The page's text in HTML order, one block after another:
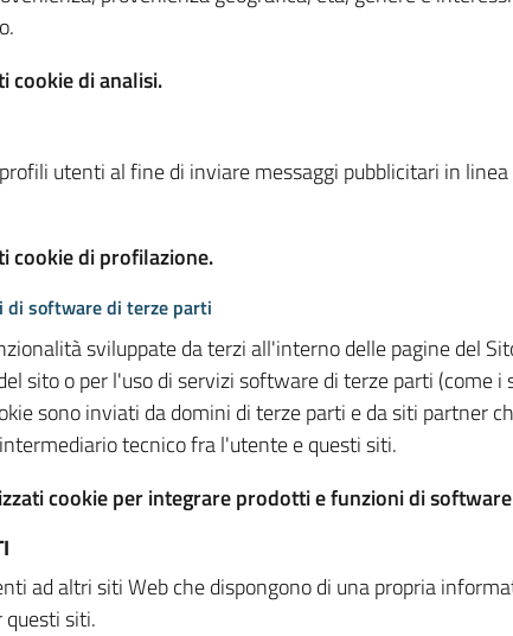
cookie di analisi.
utenti al fine di inviare messaggi pubblicitari in
cookie di profilazione.
di software di terze parti
sviluppate da terzi all'interno delle pagine del
sito o per l'uso di servizi software di terze parti (come
sono inviati da domini di terze parti e da siti partner
tecnico fra l'utente e questi siti.
cookie per integrare prodotti e funzioni di
ad altri siti Web che dispongono di una propria
siti.